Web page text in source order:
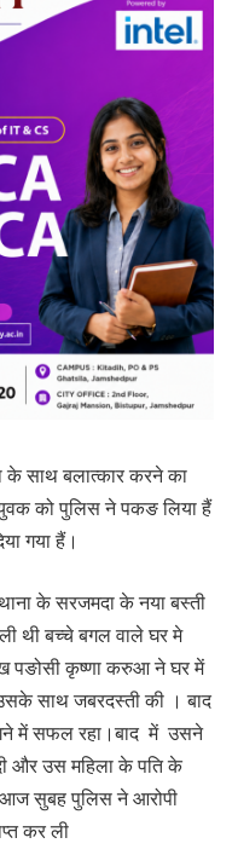
के साथ बलात्कार करने का
को पुलिस ने पकङ लिया हैं
गया हैं।
के सरजमदा के नया बस्ती
थी बच्चे बगल वाले घर मे
पङोसी कृष्णा करुआ ने घर में
साथ जबरदस्ती की । बाद
में सफल रहा।बाद में उसने
और उस महिला के पति के
आज सुबह पुलिस ने आरोपी
कर ली